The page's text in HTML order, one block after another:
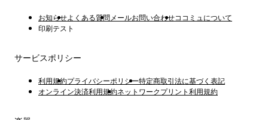
お知らせよくある質問 メールお問い合わせココミュについて
印刷テスト
サービスポリシー
利用規約プライバシーポリシー特定商取引法に基づく表記
オンライン決済利用規約ネットワークプリント利用規約